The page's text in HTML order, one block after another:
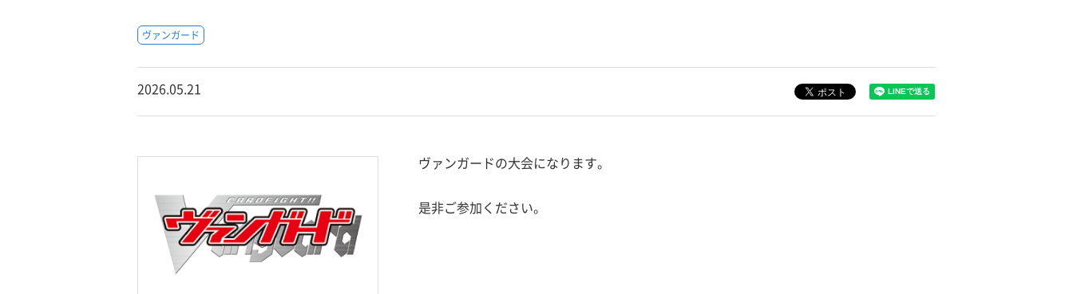
ヴァンガード
2026.05.21
ヴァンガードの大会になります。
是非ご参加ください。